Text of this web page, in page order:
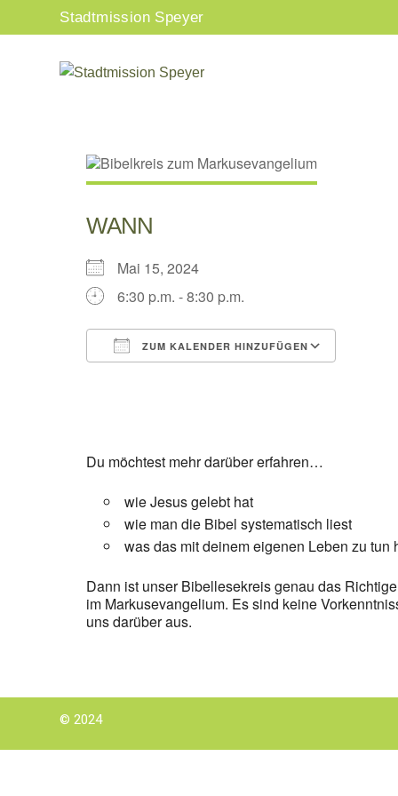
Stadtmission Speyer
WANN
Mai 15, 2024
6:30 p.m. - 8:30 p.m.
ZUM KALENDER HINZUFÜGEN
Du möchtest mehr darüber erfahren…
wie Jesus gelebt hat
wie man die Bibel systematisch liest
was das mit deinem eigenen Leben zu tun
Dann ist unser Bibellesekreis genau das
im Markusevangelium. Es sind keine
uns darüber aus.
© 2024